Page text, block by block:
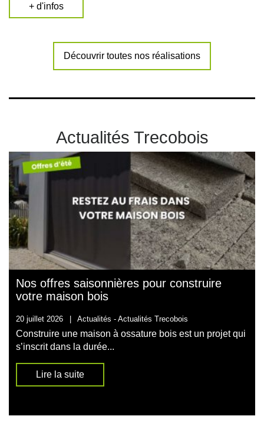
+ d'infos
Découvrir toutes nos réalisations
Actualités Trecobois
Nos offres saisonnières pour construire
votre maison bois
20 juillet 2026 Actualités - Actualités Trecobois
Construire une maison à ossature bois est un projet qui
s’inscrit dans la durée...
Lire la suite